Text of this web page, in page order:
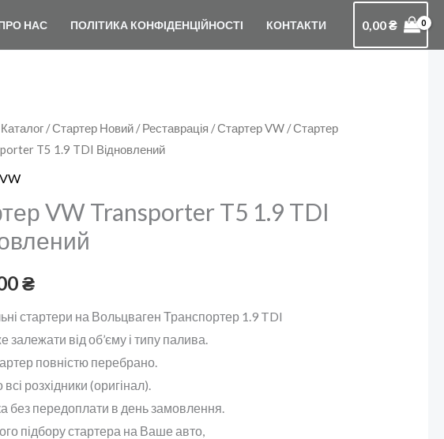
НАС ПОЛІТИКА КОНФІДЕНЦІЙНОСТІ КОНТАКТИ 0,00₴
Каталог/Стартер Новий / Реставрація /Стартер VW/ Стартер
T5 1.9 TDI Відновлений
VW Transporter T5 1.9 TDI
₴
стартери на Вольцваген Транспортер 1.9 TDI
залежати від об’єму і типу палива.
повністю перебрано.
розхідники (оригінал).
без передоплати в день замовлення.
підбору стартера на Ваше авто,